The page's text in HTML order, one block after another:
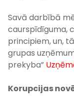
Savā darbībā
caurspīdīguma,
principiem, un,
grupas
prekyba”
Korupcijas